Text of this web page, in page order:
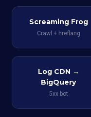
Screaming Frog
Crawl + hreflang
Log CDN →
BigQuery
5xx bot